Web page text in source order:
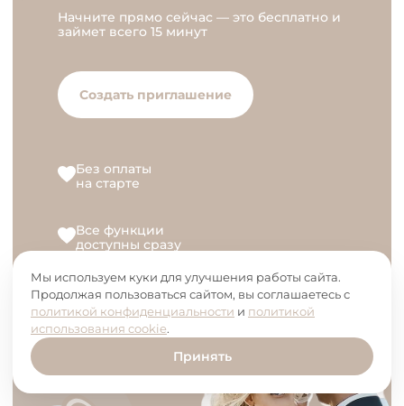
Начните прямо сейчас — это бесплатно и
займет всего 15 минут
Создать приглашение
Без оплаты
на старте
Все функции
доступны сразу
Оплата только
если понравится
Мы используем куки для улучшения работы сайта.
Продолжая пользоваться сайтом, вы соглашаетесь с
политикой конфиденциальности и политикой
использования cookie.
Принять